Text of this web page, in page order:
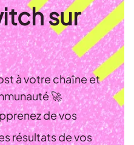
sur
à votre chaîne et
🚀
de vos
résultats de vos